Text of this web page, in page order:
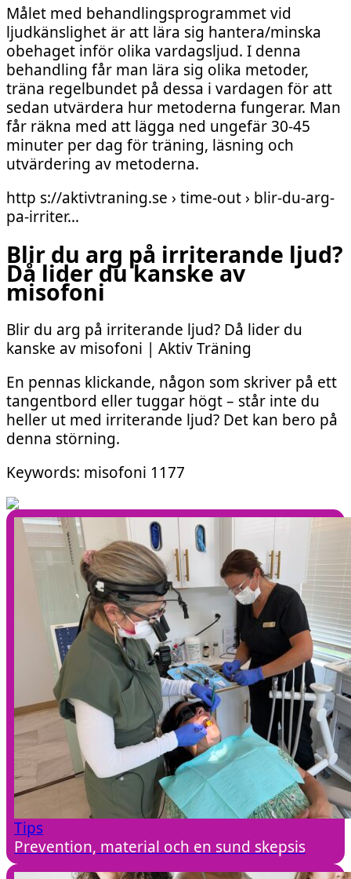
Målet med behandlingsprogrammet vid
ljudkänslighet är att lära sig hantera/minska
obehaget inför olika vardagsljud. I denna
behandling får man lära sig olika metoder,
träna regelbundet på dessa i vardagen för att
sedan utvärdera hur metoderna fungerar. Man
får räkna med att lägga ned ungefär 30-45
minuter per dag för träning, läsning och
utvärdering av metoderna.
http s://aktivtraning.se › time-out › blir-du-arg-
pa-irriter…
Blir du arg på irriterande ljud?
Då lider du kanske av
misofoni
Blir du arg på irriterande ljud? Då lider du
kanske av misofoni | Aktiv Träning
En pennas klickande, någon som skriver på ett
tangentbord eller tuggar högt – står inte du
heller ut med irriterande ljud? Det kan bero på
denna störning.
Keywords: misofoni 1177
Tips
Prevention, material och en sund skepsis